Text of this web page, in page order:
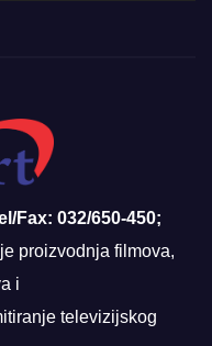
Fax: 032/650-450;
proizvodnja filmova,
i
televizijskog